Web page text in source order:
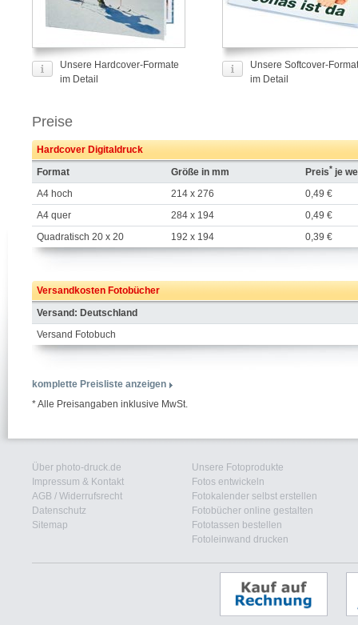
Unsere Hardcover-Formate
im Detail
Unsere Softcover-
im Detail
Preise
Hardcover Digitaldruck
Format
Größe in mm Preis* je
A4 hoch
214 x 276
0,49 €
A4 quer
284 x 194
0,49 €
Quadratisch 20 x 20
192 x 194 0,39 €
Versandkosten Fotobücher
Versand: Deutschland
Versand Fotobuch
komplette Preisliste anzeigen
* Alle Preisangaben inklusive MwSt.
Über photo-druck.de
Impressum & Kontakt
AGB / Widerrufsrecht
Datenschutz
Sitemap
Unsere Fotoprodukte
Fotos entwickeln
Fotokalender selbst erstellen
Fotobücher online gestalten
Fototassen bestellen
Fotoleinwand drucken